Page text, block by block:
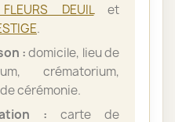
DEUILet
.
:domicile, lieu de
crématorium,
cérémonie.
: carte de